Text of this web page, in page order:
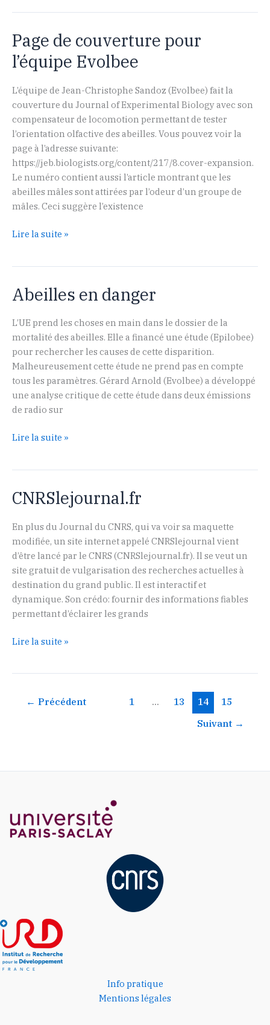
FRB!
Page de couverture pour
l’équipe Evolbee
L’équipe de Jean-Christophe Sandoz (Evolbee) fait la
couverture du Journal of Experimental Biology avec son
compensateur de locomotion permettant de tester
l’orientation olfactive des abeilles. Vous pouvez voir la
page à l’adresse suivante:
https://jeb.biologists.org/content/217/8.cover-expansion.
Le numéro contient aussi l’article montrant que les
abeilles mâles sont attirées par l’odeur d’un groupe de
mâles. Ceci suggère l’existence
Page
l’équipe
Lire la suite »
Abeilles en danger
L’UE prend les choses en main dans le dossier de la
mortalité des abeilles. Elle a financé une étude (Epilobee)
pour rechercher les causes de cette disparition.
Malheureusement cette étude ne prend pas en compte
tous les paramètres. Gérard Arnold (Evolbee) a développé
une analyse critique de cette étude dans deux émissions
de radio sur
Abeilles
Lire la suite »
CNRSlejournal.fr
En plus du Journal du CNRS, qui va voir sa maquette
modifiée, un site internet appelé CNRSlejournal vient
d’être lancé par le CNRS (CNRSlejournal.fr). Il se veut un
site gratuit de vulgarisation des recherches actuelles à
destination du grand public. Il est interactif et
dynamique. Son crédo: fournir des informations fiables
permettant d’éclairer les grands
CNRSlejournal.fr
Lire la suite »
← Précédent 1 … 13 14
15
Suivant →
Info pratique
Mentions légales